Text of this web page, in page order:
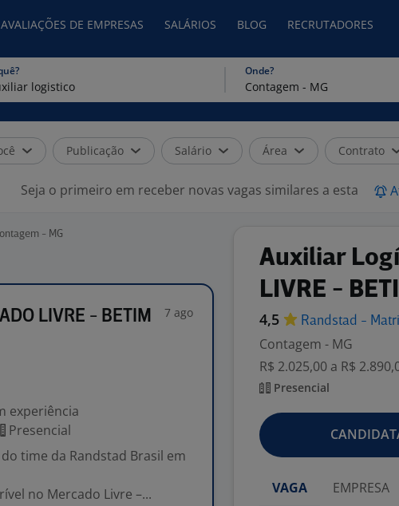
AVALIAÇÕES DE EMPRESAS SALÁRIOS BLOG RECRUTADORES
Onde?
Publicação Salário Área Contrato
Seja o primeiro em receber novas vagas similares a esta
- MG
LIVRE - BETIM
7 ago
experiência
Presencial
time da Randstad Brasil em
no Mercado Livre –...
Auxiliar
LIVRE -
4,5 Randstad -
Contagem - MG
R$ 2.025,00 a R$
Presencial
VAGA EMPRESA